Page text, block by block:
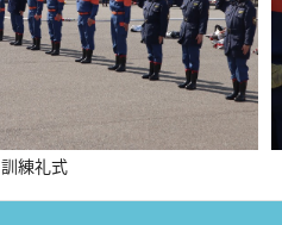
訓練礼式